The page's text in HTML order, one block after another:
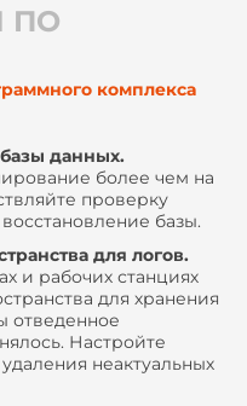
ПО
комплекса
данных.
более чем на
проверку
базы.
для логов.
и рабочих станциях
для хранения
отведенное
Настройте
неактуальных